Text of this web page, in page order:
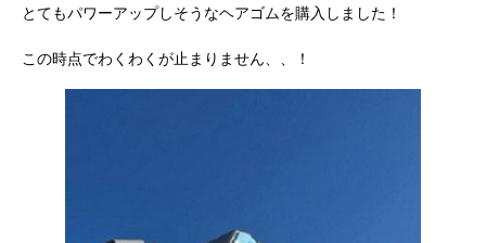
とてもパワーアップしそうなヘアゴムを購入しました！
この時点でわくわくが止まりません、、！